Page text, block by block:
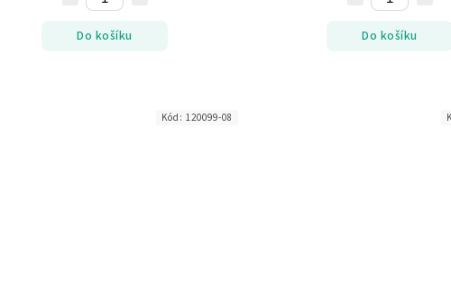
Do košíku Do košíku
Kód: 120099-08